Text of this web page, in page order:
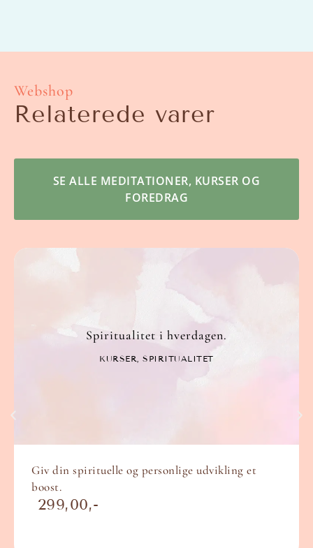
Webshop
Relaterede varer
SE ALLE MEDITATIONER, KURSER OG
FOREDRAG
Spiritualitet i hverdagen.
KURSER ,SPIRITUALITET
Giv din spirituelle og personlige udvikling et
boost.
299,00